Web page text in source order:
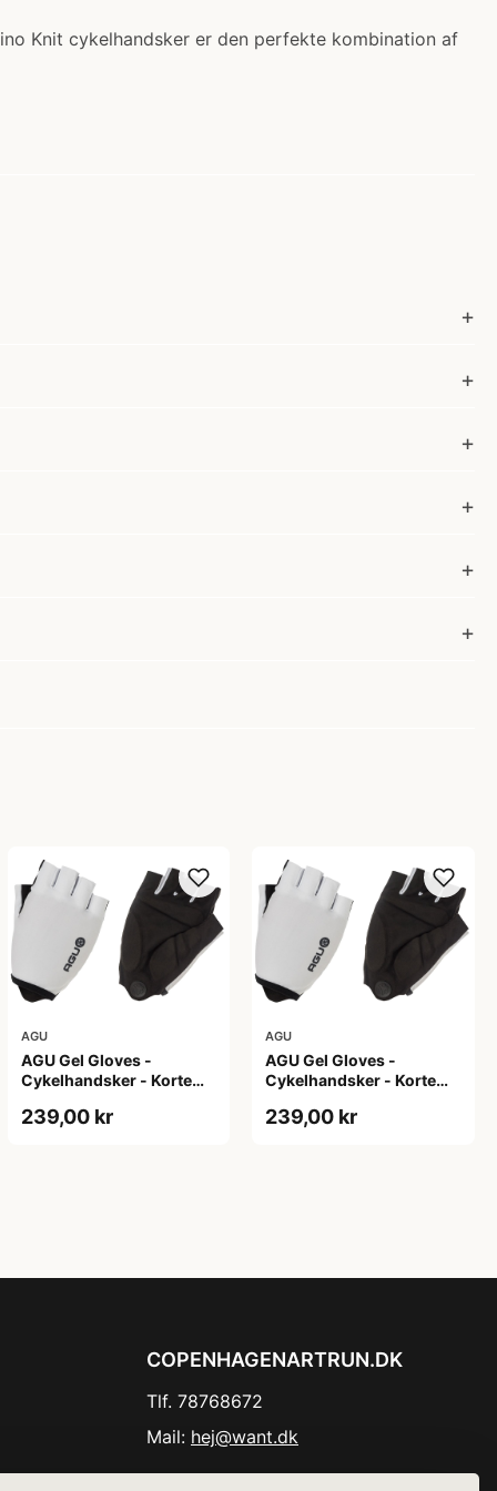
Knit cykelhandsker er den perfekte kombination af
AGU
AGU Gel Gloves -
Cykelhandsker - Korte
239,00 kr
AGU
AGU Gel Gloves -
Cykelhandsker - Korte
239,00 kr
COPENHAGENARTRUN.DK
Tlf. 78768672
Mail: hej@want.dk